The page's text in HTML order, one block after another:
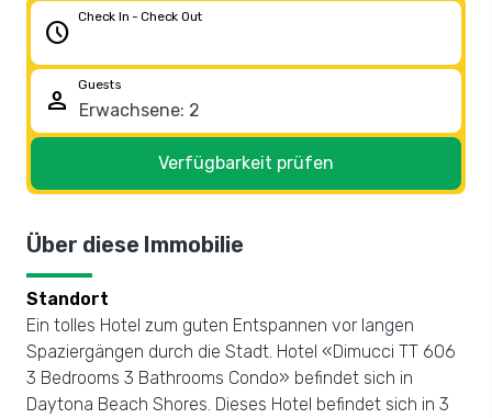
schedule
Check In - Check Out
person
Guests
Verfügbarkeit prüfen
Über diese Immobilie
Standort
Ein tolles Hotel zum guten Entspannen vor langen
Spaziergängen durch die Stadt. Hotel «Dimucci TT 606
3 Bedrooms 3 Bathrooms Condo» befindet sich in
Daytona Beach Shores. Dieses Hotel befindet sich in 3